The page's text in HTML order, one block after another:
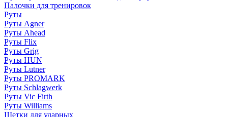
Палочки для тренировок
Руты
Руты Agner
Руты Ahead
Руты Flix
Руты Grig
Руты HUN
Руты Lutner
Руты PROMARK
Руты Schlagwerk
Руты Vic Firth
Руты Williams
Щетки для ударных